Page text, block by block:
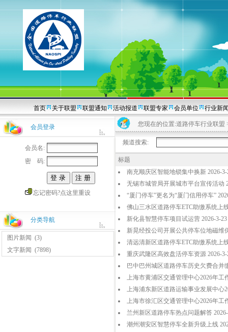
首页 关于联盟 联盟通知 活动报道 联盟专家 会员单位 行业新
会员登录
会员名:
密 码:
忘记密码?点这里重设
分类导航
图片新闻 (3)
文字新闻 (7898)
您现在的位置:道路停车行业联盟
频道搜索:
标题
南充顺庆区智能地锁集中换新 2026-3-
无锡市城管局开展城市平台宣传活动
“厦门停车”更名为“厦门信用停车”
佛山三水区道路停车ETC助缴系统上
新化县智慧停车项目试运营 2026-3-23
新晃经投公司开展公共停车位地磁维
清远清新区道路停车ETC助缴系统上
重庆武隆区高效盘活停车资源 2026-3-
巴中巴州城区道路停车历史欠费合并
上海市黄浦区交通管理中心2026年工
上海浦东新区道路运输事业发展中心
上海市徐汇区交通管理中心2026年工
兰州新区道路停车热点问题解答
潮州潮安区智慧停车全新升级上线